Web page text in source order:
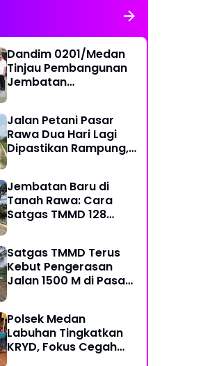
Dandim 0201/Medan
Tinjau Pembangunan
Jembatan
Jalan Petani Pasar
Rawa Dua Hari Lagi
Dipastikan Rampung,
Jembatan Baru di
Tanah Rawa: Cara
Satgas TMMD 128
Satgas TMMD Terus
Kebut Pengerasan
Jalan 1500 M di Pasar
Warga
Polsek Medan
Labuhan Tingkatkan
KRYD, Fokus Cegah